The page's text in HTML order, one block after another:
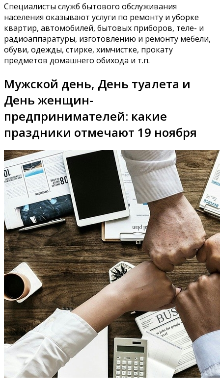
Специалисты служб бытового обслуживания
населения оказывают услуги по ремонту и уборке
квартир, автомобилей, бытовых приборов, теле- и
радиоаппаратуры, изготовлению и ремонту мебели,
обуви, одежды, стирке, химчистке, прокату
предметов домашнего обихода и т.п.
Мужской день, День туалета и
День женщин-
предпринимателей: какие
праздники отмечают 19 ноября